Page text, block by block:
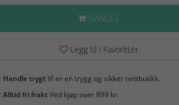
HANDLE
Legg til i Favoritter
Handle trygtVi er en trygg og sikker nettbutikk.
Alltid fri fraktVed kjøp over 899 kr.